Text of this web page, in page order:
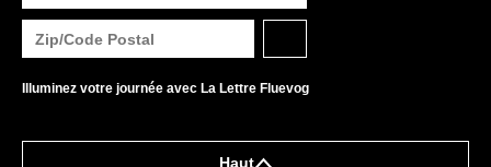
Illuminez votre journée avec La Lettre Fluevog
Haut